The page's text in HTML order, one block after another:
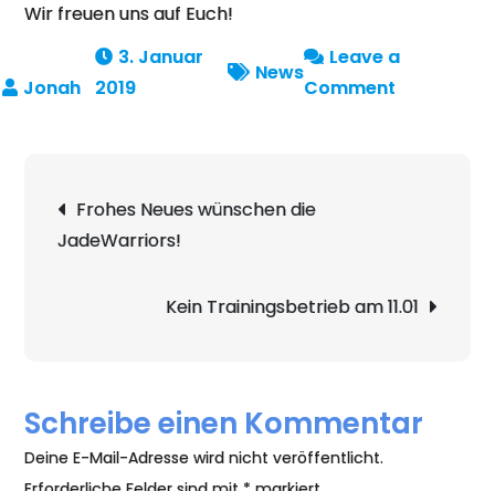
Wir freuen uns auf Euch!
3. Januar
2019
News
Leave a
Comment
Frohes Neues wünschen die
JadeWarriors!
Kein Trainingsbetrieb am 11.01
Schreibe einen Kommentar
Deine E-Mail-Adresse wird nicht veröffentlicht.